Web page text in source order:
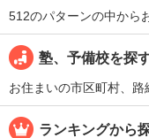
512のパターンの中から
塾、予備校を探
お住まいの市区町村、路
ランキングから